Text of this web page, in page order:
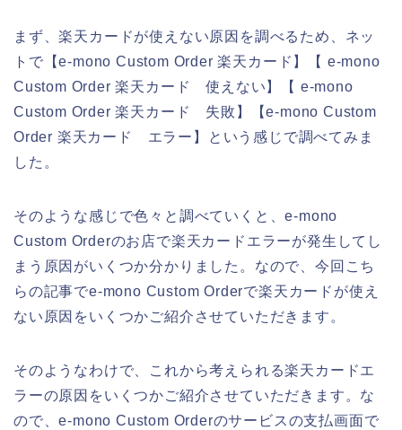
まず、楽天カードが使えない原因を調べるため、ネッ
トで【e-mono Custom Order 楽天カード】【 e-mono
Custom Order 楽天カード 使えない】【 e-mono
Custom Order 楽天カード 失敗】【e-mono Custom
Order 楽天カード エラー】という感じで調べてみま
した。
そのような感じで色々と調べていくと、e-mono
Custom Orderのお店で楽天カードエラーが発生してし
まう原因がいくつか分かりました。なので、今回こち
らの記事でe-mono Custom Orderで楽天カードが使え
ない原因をいくつかご紹介させていただきます。
そのようなわけで、これから考えられる楽天カードエ
ラーの原因をいくつかご紹介させていただきます。な
ので、e-mono Custom Orderのサービスの支払画面で